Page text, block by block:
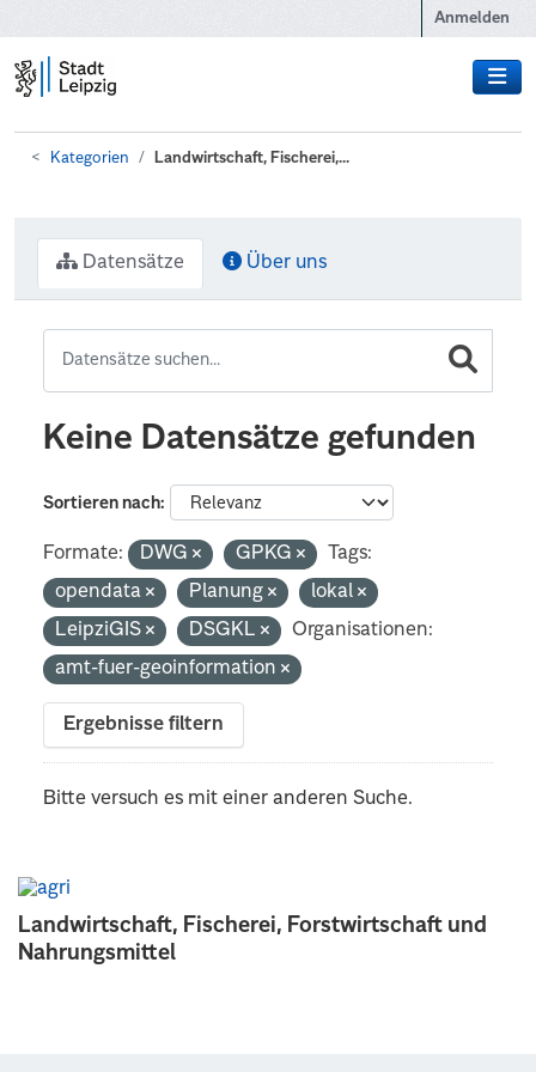
Anmelden
Kategorien Landwirtschaft, Fischerei,...
Landwirtschaft, Fischerei, Forstwirtschaft und
Nahrungsmittel
Datensätze Über uns
Keine Datensätze gefunden
Sortieren nach
Formate: DWG GPKG
Tags:
opendata
Planung
lokal
LeipziGIS
DSGKL
Organisationen:
amt-fuer-geoinformation
Ergebnisse filtern
Bitte versuch es mit einer anderen Suche.